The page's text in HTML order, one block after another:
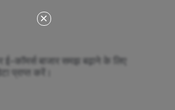
ई-कॉमर्स बाजार समझ बढ़ाने के लिए
प्राप्त करें।